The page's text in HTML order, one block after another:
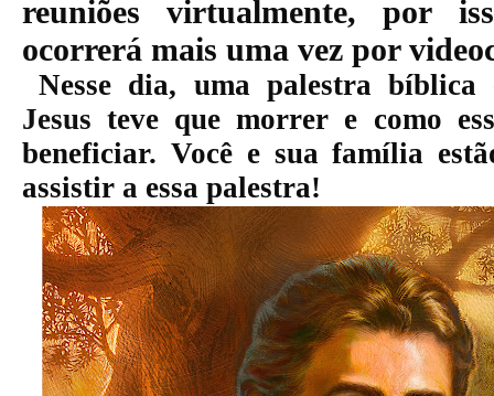
reuniões virtualmente, por
ocorrerá mais uma vez por
Nesse dia, uma palestra bíblica
Jesusteve que morrer e como
beneficiar. Você e sua família
assistir a essa palestra!